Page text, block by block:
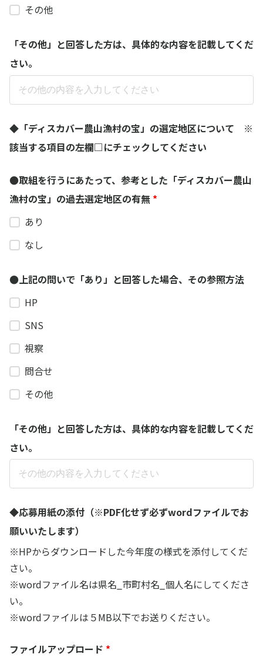
その他
「その他」と回答した方は、具体的な内容を記載してくだ
さい。​
◆「ディスカバー農山漁村の宝」の選定地区について ※
該当する項目の左欄□にチェックしてください
●取組を行うにあたって、参考とした「ディスカバー農山
漁村の宝」の過去選定地区の有無 *
あり
なし
●上記の問いで「あり」と回答した場合、その参照方法
HP
SNS
視察
問合せ
その他
「その他」と回答した方は、具体的な内容を記載してくだ
さい。​
◆応募用紙の添付（※PDF化せず必ずwordファイルでお
願いいたします）
※HPからダウンロードした今年度の様式を添付してくだ
さい。
※wordファイル名は県名_市町村名_個人名にしてくださ
い。
※wordファイルは５MB以下でお送りください。
ファイルアップロード *